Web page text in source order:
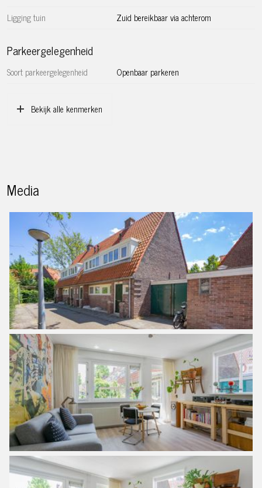
– Oplevering in overleg
Ligging tuin
Zuid bereikbaar via achterom
Parkeergelegenheid
Soort parkeergelegenheid Openbaar parkeren
Bekijk alle kenmerken
Media